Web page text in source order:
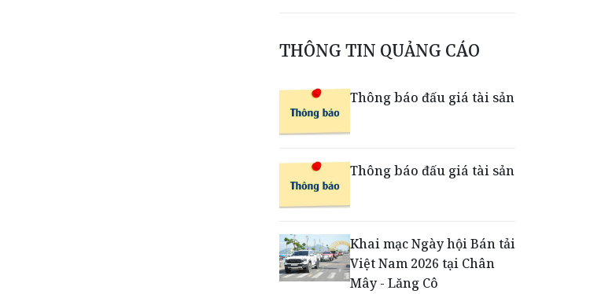
runner đã có thể check-in
Hồng Music Marathon
thế nào để không mất tiền
Dấu ấn thịnh vượng của
VPBank: Từ đường chạy
THÔNG TIN QUẢNG CÁO
Thông báo đấu giá tài sản
Thông báo đấu giá tài sản
Khai mạc Ngày hội Bán tải
Việt Nam 2026 tại Chân
Mây - Lăng Cô